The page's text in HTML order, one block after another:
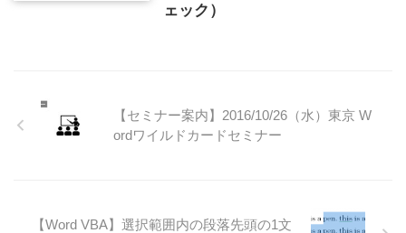
ェック）
【セミナー案内】2016/10/26（水）東京 W
ordワイルドカードセミナー
【Word VBA】選択範囲内の段落先頭の1文